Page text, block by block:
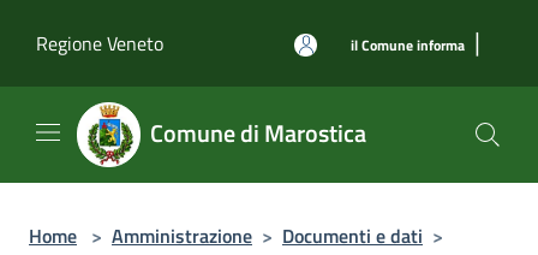
Regione Veneto
il Comune informa |
Comune di Marostica
Home > Amministrazione > Documenti e dati >